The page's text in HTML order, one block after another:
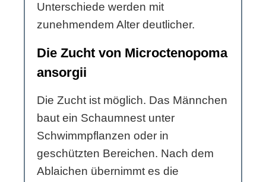
Unterschiede werden mit
zunehmendem Alter deutlicher.
Die Zucht von Microctenopoma
ansorgii
Die Zucht ist möglich. Das Männchen
baut ein Schaumnest unter
Schwimmpflanzen oder in
geschützten Bereichen. Nach dem
Ablaichen übernimmt es die